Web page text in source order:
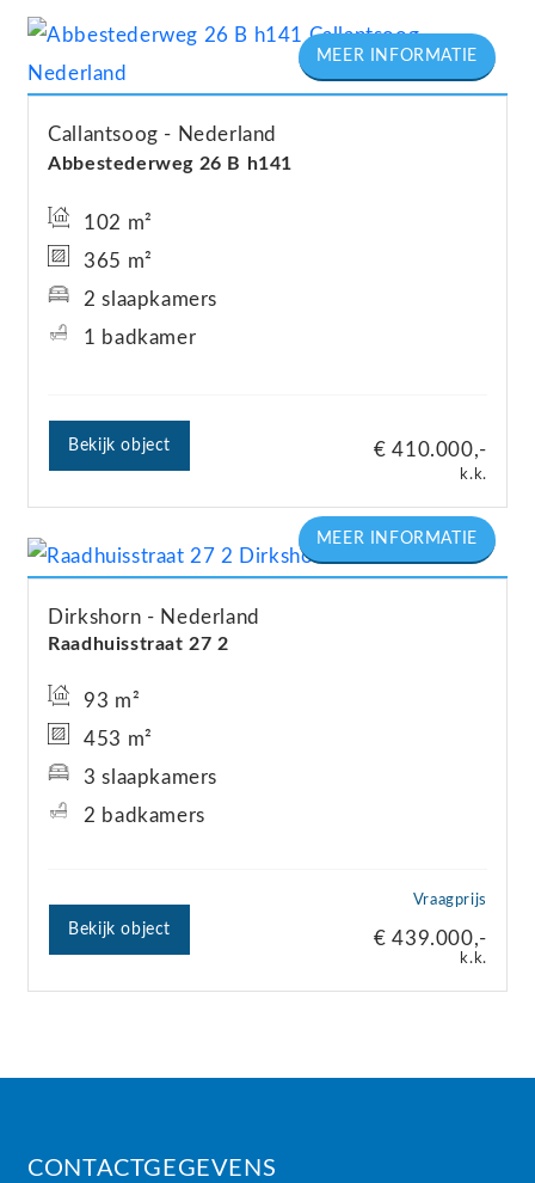
Abbestederweg 26 B h141
Callantsoog Nederland
€ 410.000,-
k.k.
102 m²
365 m²
2 slaapkamers
1 badkamer
Bekijk object
Raadhuisstraat 27 2
Dirkshorn Nederland
Vraagprijs
€ 439.000,-
k.k.
93 m²
453 m²
3 slaapkamers
2 badkamers
Bekijk object
CONTACTGEGEVENS